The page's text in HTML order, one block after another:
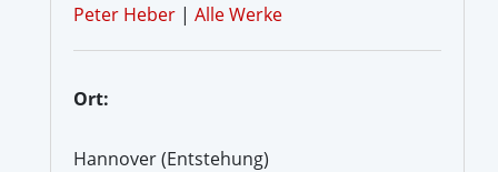
Peter Heber | Alle Werke
Ort:
Hannover (Entstehung)